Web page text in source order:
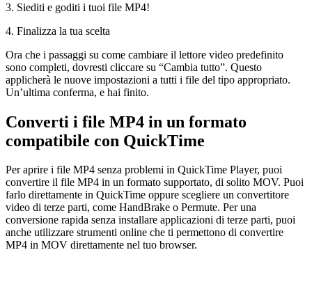
3. Siediti e goditi i tuoi file MP4!
4. Finalizza la tua scelta
Ora che i passaggi su come cambiare il lettore video predefinito
sono completi, dovresti cliccare su “Cambia tutto”. Questo
applicherà le nuove impostazioni a tutti i file del tipo appropriato.
Un’ultima conferma, e hai finito.
Converti i file MP4 in un formato
compatibile con QuickTime
Per aprire i file MP4 senza problemi in QuickTime Player, puoi
convertire il file MP4 in un formato supportato, di solito MOV. Puoi
farlo direttamente in QuickTime oppure scegliere un convertitore
video di terze parti, come HandBrake o Permute. Per una
conversione rapida senza installare applicazioni di terze parti, puoi
anche utilizzare strumenti online che ti permettono di convertire
MP4 in MOV direttamente nel tuo browser.